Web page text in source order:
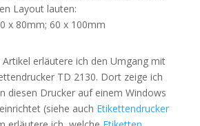
Layout lauten:
x 80mm; 60 x 100mm
erläutere ich den Umgang mit
TD 2130. Dort zeige ich
diesen Drucker auf einem Windows
(siehe auch Etikettendrucker